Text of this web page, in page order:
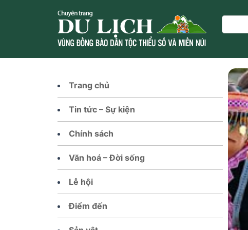
Search
Trang chủ
Tin tức – Sự kiện
Chính sách
Văn hoá – Đời sống
Lễ hội
Điểm đến